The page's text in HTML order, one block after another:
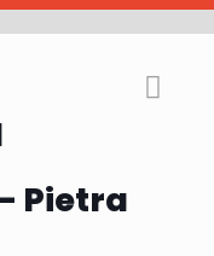
Pietra